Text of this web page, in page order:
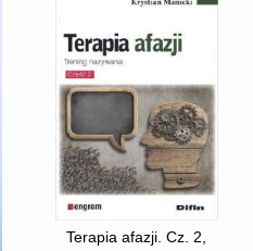
Terapia afazji. Cz. 2,